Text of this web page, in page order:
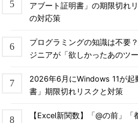
アブート証明書」の期限切れ
の対応策
プログラミングの知識は不
ジニアが「欲しかったあのツ
2026年6月にWindows 11が
書」期限切れリスクと対策
【Excel新関数】「@の前」